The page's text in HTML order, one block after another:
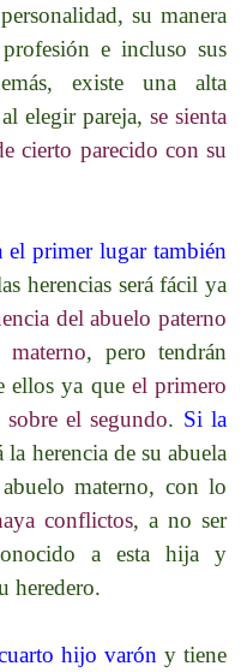
su manera
e incluso sus
existe una alta
elegir pareja,se sienta
cierto parecido con su
el primer lugar también
herencias será fácil ya
del abuelo paterno
, pero tendrán
ellos ya que el primero
el segundo. Si la
la herencia de su abuela
materno, con lo
conflictos, a no ser
a esta hija y
heredero.
hijo varón y tiene